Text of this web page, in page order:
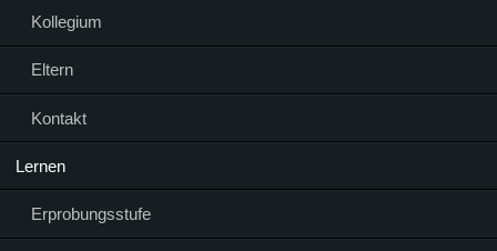
Kollegium
Eltern
Kontakt
Lernen
Erprobungsstufe